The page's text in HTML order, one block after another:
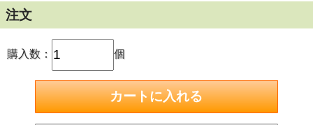
頭部刻印により、施工後でもアンカー全長の確認が可能
施工管理の目安となるラインマーク付
JCAA認証品とSHASE-S規格品(一部除く)に基づく主要寸法
■用途：
医療機器取付/通信架台取付/シラ材取付/プラント設備工事/機
注文
購入数： 個